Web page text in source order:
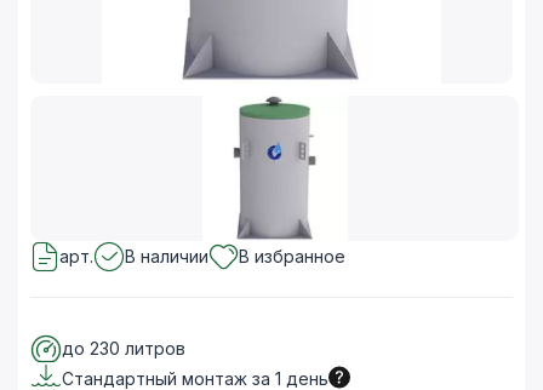
арт. В наличии В избранное
до 230 литров
Стандартный монтаж за 1 день